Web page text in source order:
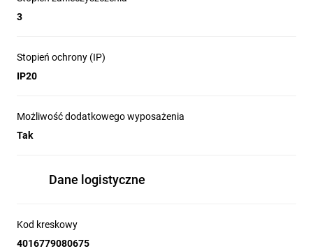
3
Stopień ochrony (IP)
IP20
Możliwość dodatkowego wyposażenia
Tak
Dane logistyczne
Kod kreskowy
4016779080675